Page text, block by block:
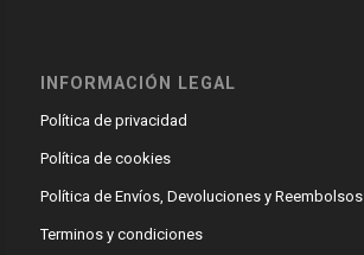
INFORMACIÓN LEGAL
Política de privacidad
Política de cookies
Política de Envíos, Devoluciones y Reembolsos
Terminos y condiciones